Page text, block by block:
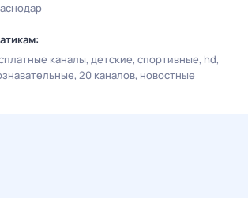
каналы детские спортивные hd
20 каналов новостные